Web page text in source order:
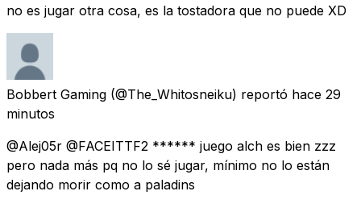
no es jugar otra cosa, es la tostadora que no puede XD
Bobbert Gaming (@The_Whitosneiku) reportó hace 29
minutos
@Alej05r @FACEITTF2 ****** juego alch es bien zzz
pero nada más pq no lo sé jugar, mínimo no lo están
dejando morir como a paladins